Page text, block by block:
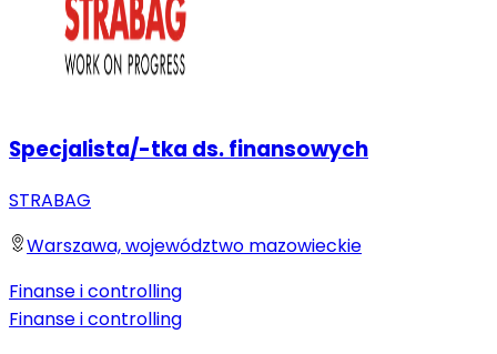
Specjalista/-tka ds. finansowych
STRABAG
Warszawa, województwo mazowieckie
Finanse i controlling
Finanse i controlling